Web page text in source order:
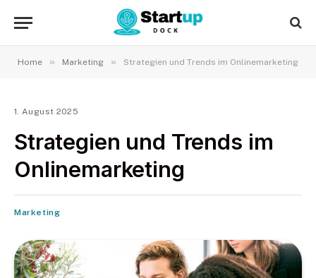
Home » Marketing » Strategien und Trends im Onlinemarketing
1. August 2025
Strategien und Trends im
Onlinemarketing
Marketing